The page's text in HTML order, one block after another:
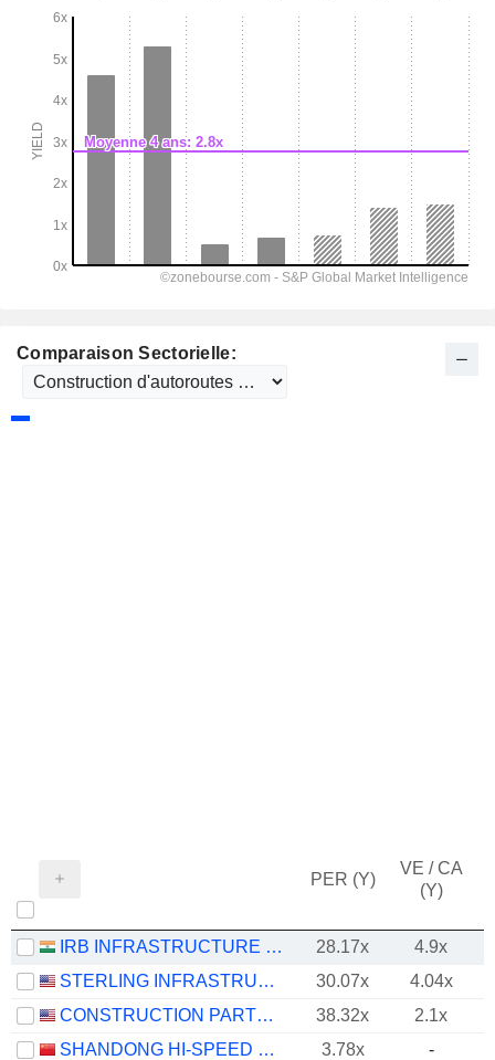
Comparaison Sectorielle:
PER (Y)
VE / CA
(Y)
IRB INFRASTRUCTURE DEVELOPERS LIMITED 28.17x
4.9x
STERLING INFRASTRUCTURE, INC.
30.07x 4.04x
CONSTRUCTION PARTNERS, INC.
38.32x 2.1x
SHANDONG HI-SPEED ROAD&BRIDGE GROUP CO., LTD.
3.78x
-